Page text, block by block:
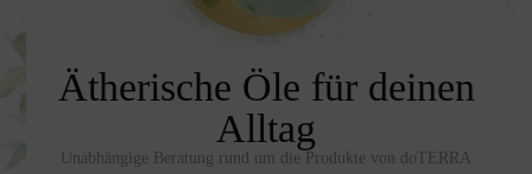
Ätherische Öle für deinen
Alltag
Unabhängige Beratung rund um die Produkte von doTERRA